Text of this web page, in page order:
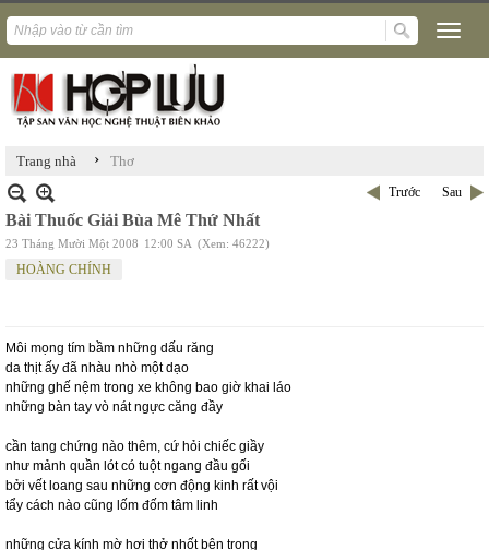
Trang nhà › Thơ
Trước Sau
Bài Thuốc Giải Bùa Mê Thứ Nhất
23 Tháng Mười Một 2008 12:00 SA (Xem: 46222)
HOÀNG CHÍNH
Môi mọng tím bầm những dấu răng
da thịt ấy đã nhàu nhò một dạo
những ghế nệm trong xe không bao giờ khai láo
những bàn tay vò nát ngực căng đầy
cần tang chứng nào thêm, cứ hỏi chiếc giầy
như mảnh quần lót có tuột ngang đầu gối
bởi vết loang sau những cơn động kinh rất vội
tẩy cách nào cũng lốm đốm tâm linh
những cửa kính mờ hơi thở nhốt bên trong